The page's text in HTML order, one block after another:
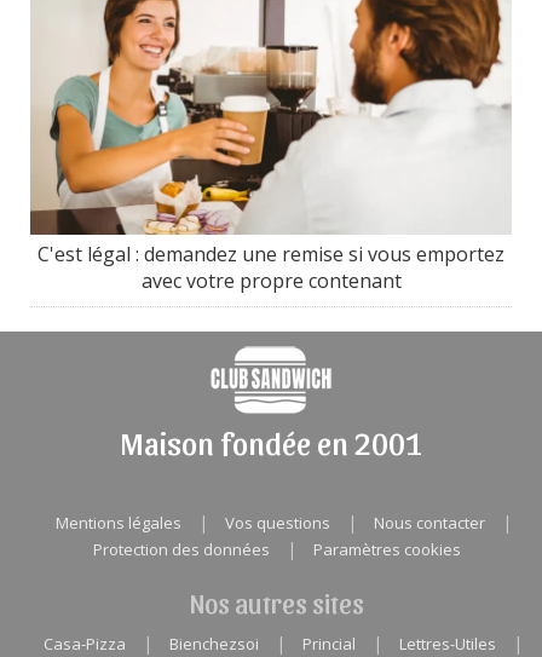
C'est légal : demandez une remise si vous emportez
avec votre propre contenant
Maison fondée en 2001
Mentions légales | Vos questions | Nous contacter |
Protection des données | Paramètres cookies
Nos autres sites
Casa-Pizza | Bienchezsoi | Princial | Lettres-Utiles |